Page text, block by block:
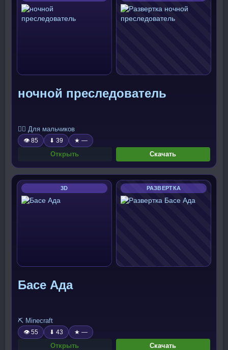
ночной преследователь
🧍‍♂️ Для мальчиков
👁 85 ⬇ 39 ★ —
Открыть Скачать
3D РАЗВЕРТКА
Басе Ада
⛏️ Minecraft
👁 55 ⬇ 43 ★ —
Открыть Скачать